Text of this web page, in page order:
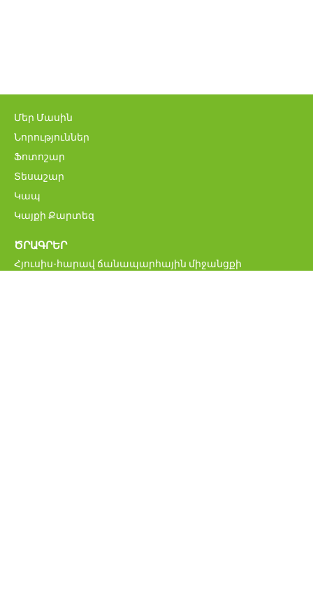
Մեր Մասին
Նորություններ
Ֆոտոշար
Տեսաշար
Կապ
Կայքի Քարտեզ
ԾՐԱԳՐԵՐ
Հյուսիս-հարավ ճանապարհային միջանցքի